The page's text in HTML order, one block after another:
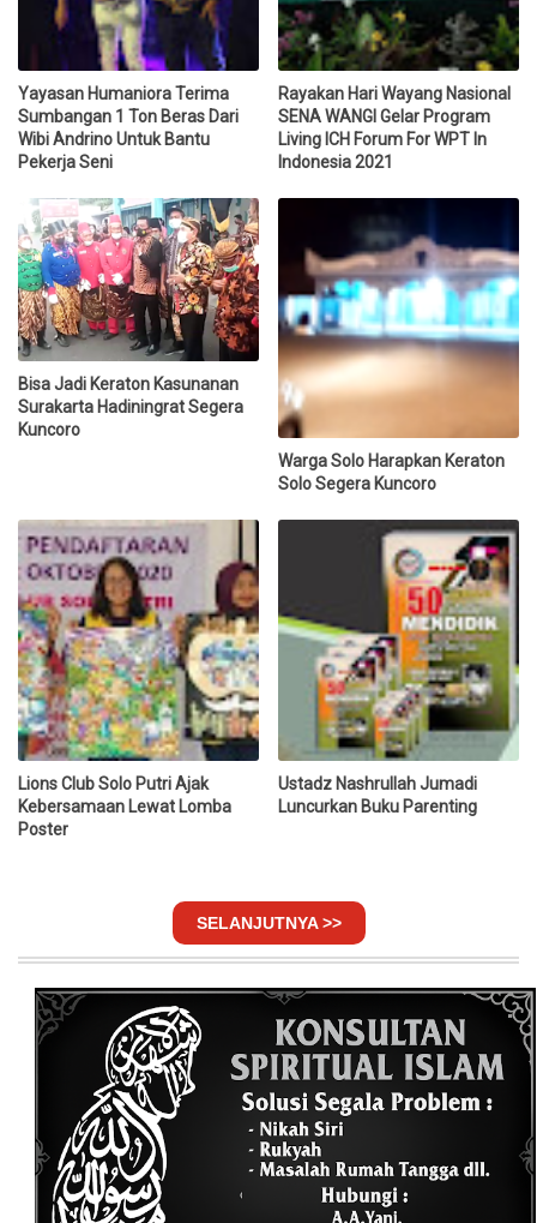
Yayasan Humaniora Terima
Sumbangan 1 Ton Beras Dari
Wibi Andrino Untuk Bantu
Pekerja Seni
Rayakan Hari Wayang Nasional
SENA WANGI Gelar Program
Living ICH Forum For WPT In
Indonesia 2021
Bisa Jadi Keraton Kasunanan
Surakarta Hadiningrat Segera
Kuncoro
Warga Solo Harapkan Keraton
Solo Segera Kuncoro
Lions Club Solo Putri Ajak
Kebersamaan Lewat Lomba
Poster
Ustadz Nashrullah Jumadi
Luncurkan Buku Parenting
SELANJUTNYA >>